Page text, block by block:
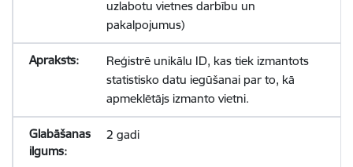
uzlabotu vietnes darbību un
pakalpojumus)
Reģistrē unikālu ID, kas tiek izmantots
statistisko datu iegūšanai par to, kā
apmeklētājs izmanto vietni.
2 gadi